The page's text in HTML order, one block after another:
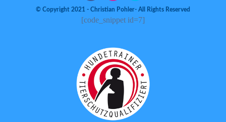
© Copyright 2021 - Christian Pohler- All Rights Reserved
[code_snippet id=7]